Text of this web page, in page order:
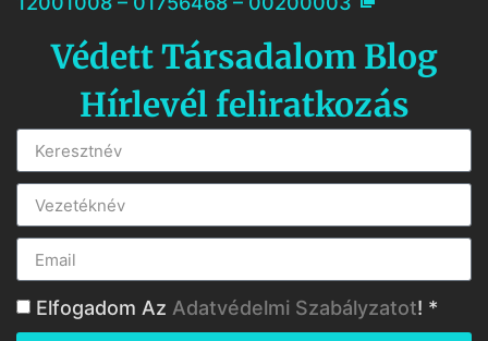
Védett Társadalom Blog
Hírlevél feliratkozás
Elfogadom Az Adatvédelmi Szabályzatot! *